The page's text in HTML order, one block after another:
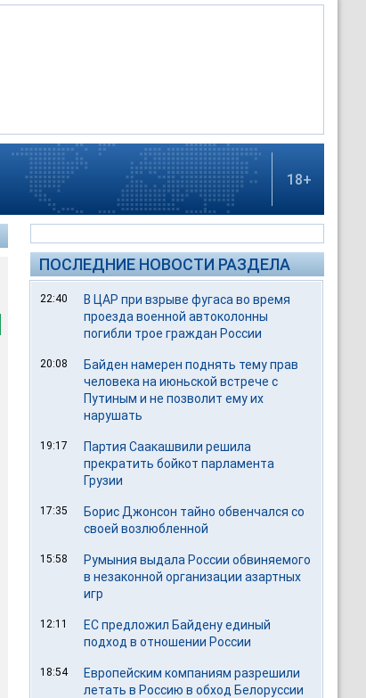
18+
ПОСЛЕДНИЕ НОВОСТИ РАЗДЕЛА
22:40
В ЦАР при взрыве фугаса во время
проезда военной автоколонны
погибли трое граждан России
20:08
Байден намерен поднять тему прав
человека на июньской встрече с
Путиным и не позволит ему их
нарушать
19:17
Партия Саакашвили решила
прекратить бойкот парламента
Грузии
17:35
Борис Джонсон тайно обвенчался со
своей возлюбленной
15:58
Румыния выдала России обвиняемого
в незаконной организации азартных
игр
12:11
ЕС предложил Байдену единый
подход в отношении России
18:54
Европейским компаниям разрешили
летать в Россию в обход Белоруссии